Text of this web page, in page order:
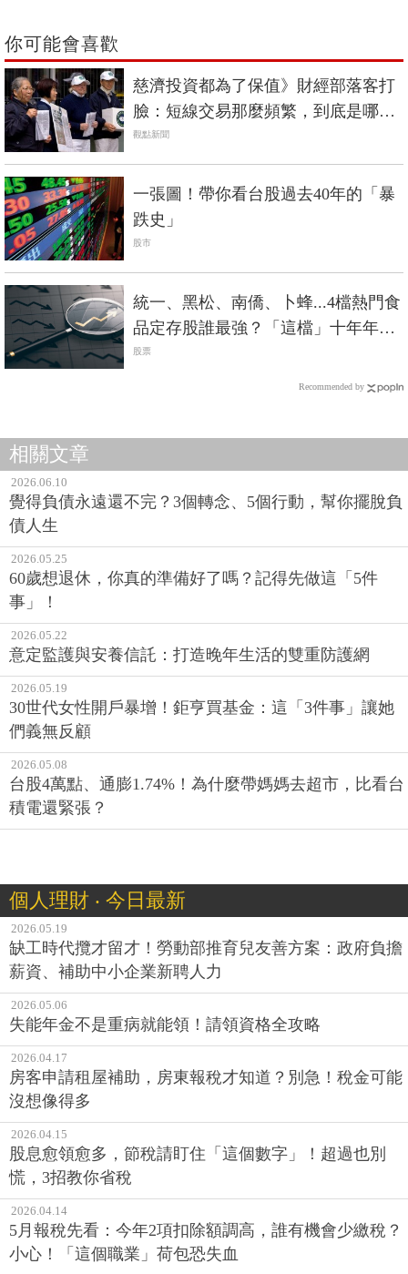
你可能會喜歡
慈濟投資都為了保值》財經部落客打
臉：短線交易那麼頻繁，到底是哪裡
穩健？
觀點新聞
一張圖！帶你看台股過去40年的「暴
跌史」
股市
統一、黑松、南僑、卜蜂...4檔熱門食
品定存股誰最強？「這檔」十年年化
報酬飆破20%最狂
股票
Recommended by
相關文章
2026.06.10
覺得負債永遠還不完？3個轉念、5個行動，幫你擺脫負
債人生
2026.05.25
60歲想退休，你真的準備好了嗎？記得先做這「5件
事」！
2026.05.22
意定監護與安養信託：打造晚年生活的雙重防護網
2026.05.19
30世代女性開戶暴增！鉅亨買基金：這「3件事」讓她
們義無反顧
2026.05.08
台股4萬點、通膨1.74%！為什麼帶媽媽去超市，比看台
積電還緊張？
個人理財 ‧ 今日最新
2026.05.19
缺工時代攬才留才！勞動部推育兒友善方案：政府負擔
薪資、補助中小企業新聘人力
2026.05.06
失能年金不是重病就能領！請領資格全攻略
2026.04.17
房客申請租屋補助，房東報稅才知道？別急！稅金可能
沒想像得多
2026.04.15
股息愈領愈多，節稅請盯住「這個數字」！超過也別
慌，3招教你省稅
2026.04.14
5月報稅先看：今年2項扣除額調高，誰有機會少繳稅？
小心！「這個職業」荷包恐失血